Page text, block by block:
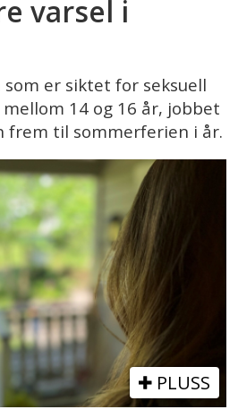
varsel i
er siktet for seksuell
14 og 16 år, jobbet
frem til sommerferien i år.
PLUSS